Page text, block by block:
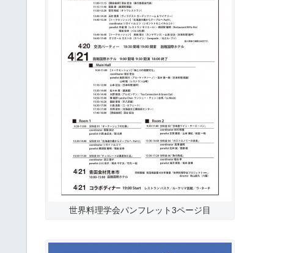
世界料理学会パンフレット3ページ目